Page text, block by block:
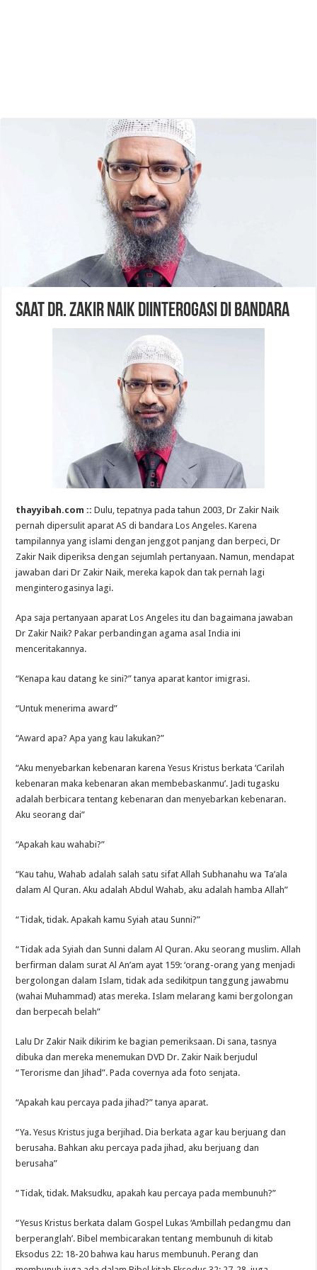
Saat Dr. Zakir Naik Diinterogasi di Bandara
thayyibah.com ::Dulu, tepatnya pada tahun 2003, Dr Zakir Naik
pernah dipersulit aparat AS di bandara Los Angeles. Karena
tampilannya yang islami dengan jenggot panjang dan berpeci, Dr
Zakir Naik diperiksa dengan sejumlah pertanyaan. Namun, mendapat
jawaban dari Dr Zakir Naik, mereka kapok dan tak pernah lagi
menginterogasinya lagi.
Apa saja pertanyaan aparat Los Angeles itu dan bagaimana jawaban
Dr Zakir Naik? Pakar perbandingan agama asal India ini
menceritakannya.
“Kenapa kau datang ke sini?” tanya aparat kantor imigrasi.
“Untuk menerima award”
“Award apa? Apa yang kau lakukan?”
“Aku menyebarkan kebenaran karena Yesus Kristus berkata ‘Carilah
kebenaran maka kebenaran akan membebaskanmu’. Jadi tugasku
adalah berbicara tentang kebenaran dan menyebarkan kebenaran.
Aku seorang dai”
“Apakah kau wahabi?”
“Kau tahu, Wahab adalah salah satu sifat Allah Subhanahu wa Ta’ala
dalam Al Quran. Aku adalah Abdul Wahab, aku adalah hamba Allah”
“Tidak, tidak. Apakah kamu Syiah atau Sunni?”
“Tidak ada Syiah dan Sunni dalam Al Quran. Aku seorang muslim. Allah
berfirman dalam surat Al An’am ayat 159: ‘orang-orang yang menjadi
bergolongan dalam Islam, tidak ada sedikitpun tanggung jawabmu
(wahai Muhammad) atas mereka. Islam melarang kami bergolongan
dan berpecah belah”
Lalu Dr Zakir Naik dikirim ke bagian pemeriksaan. Di sana, tasnya
dibuka dan mereka menemukan DVD Dr. Zakir Naik berjudul
“Terorisme dan Jihad”. Pada covernya ada foto senjata.
“Apakah kau percaya pada jihad?” tanya aparat.
“Ya. Yesus Kristus juga berjihad. Dia berkata agar kau berjuang dan
berusaha. Bahkan aku percaya pada jihad, aku berjuang dan
berusaha”
“Tidak, tidak. Maksudku, apakah kau percaya pada membunuh?”
“Yesus Kristus berkata dalam Gospel Lukas ‘Ambillah pedangmu dan
berperanglah’. Bibel membicarakan tentang membunuh di kitab
Eksodus 22: 18-20 bahwa kau harus membunuh. Perang dan